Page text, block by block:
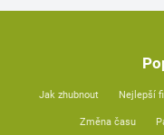
Jak zhubnout Nejlepší
Změna času